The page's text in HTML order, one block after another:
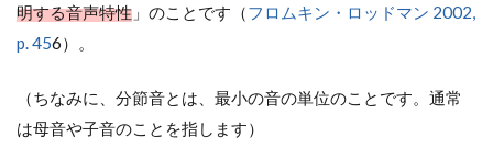
明する音声特性 」のことです（フロムキン・ロッドマン 2002,
p. 456）。
（ちなみに、分節音とは、最小の音の単位のことです。通常
は母音や子音のことを指します）